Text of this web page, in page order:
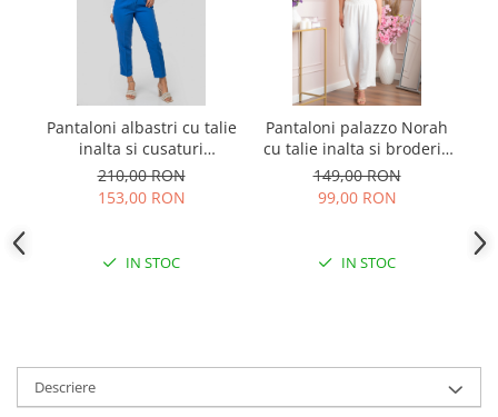
Pantaloni albastri cu talie
inalta si cusaturi
decorative
210,00 RON
153,00 RON
IN STOC
Pantaloni palazzo Norah
cu talie inalta si broderie
zig-zag - Alb
149,00 RON
99,00 RON
IN STOC
Descriere